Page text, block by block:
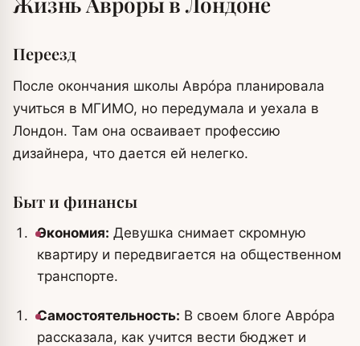
Переезд
После окончания школы Аврóра планировала
учиться в МГИМО, но передумала и уехала в
Лондон. Там она осваивает профессию
дизайнера, что дается ей нелегко.
Быт и финансы
Экономия: Девушка снимает скромную
квартиру и передвигается на общественном
транспорте.
Самостоятельность: В своем блоге Аврóра
рассказала, как учится вести бюджет и